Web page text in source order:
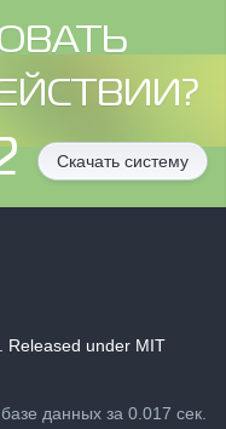
Скачать систему
Released under MIT
данных за 0.017 сек.